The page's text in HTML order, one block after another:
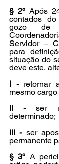
§ 2º Após
contados
gozo de
Servidor –
para
situação do
deve este,
I - retornar
mesmo
II - ser
determinado;
III - ser
permanente
§ 3º A